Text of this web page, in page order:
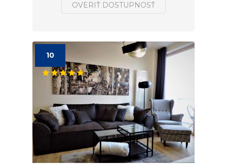
OVERIŤ DOSTUPNOSŤ
10